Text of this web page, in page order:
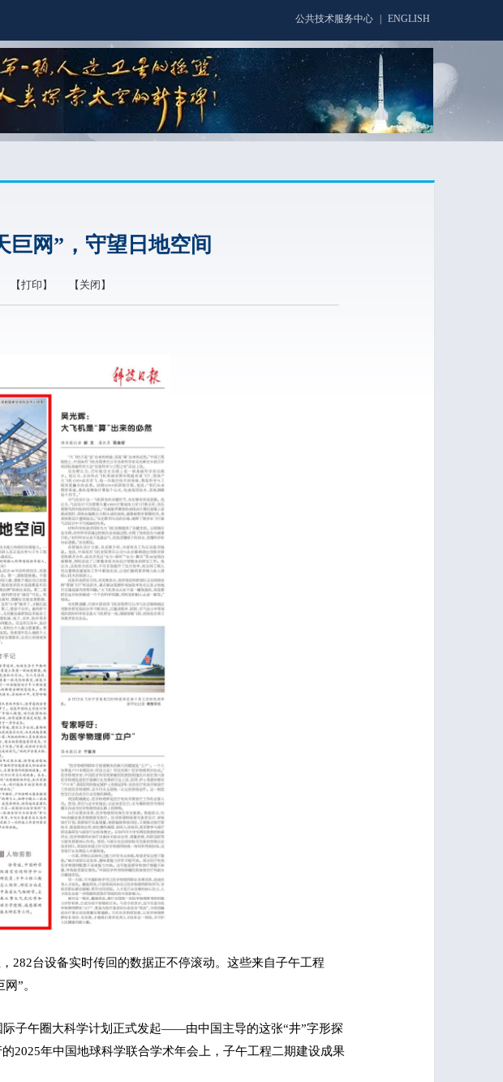
公共技术服务中心 ENGLISH
巨网”，守望日地空间
【打印】 【关闭】
282台设备实时传回的数据正不停滚动。这些来自子午工程
”。
子午圈大科学计划正式发起——由中国主导的这张“井”字形探
2025年中国地球科学联合学术年会上，子午工程二期建设成果